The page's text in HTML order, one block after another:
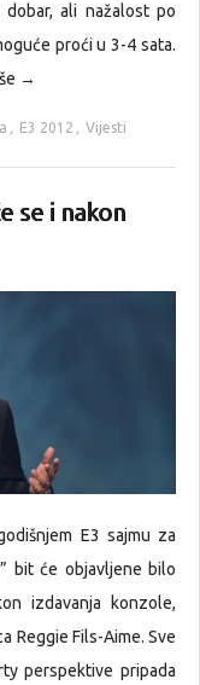
ali nažalost po
proći u 3-4 sata.
→
, E3 2012 , Vijesti
se i nakon
E3 sajmu za
bit će objavljene bilo
izdavanja konzole,
Reggie Fils-Aime. Sve
perspektive pripada